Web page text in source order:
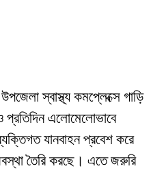
স্বাস্থ্য কমপ্লেক্সে গাড়ি
প্রতিদিন এলোমেলোভাবে
যানবাহন প্রবেশ করে
তৈরি করছে। এতে জরুরি